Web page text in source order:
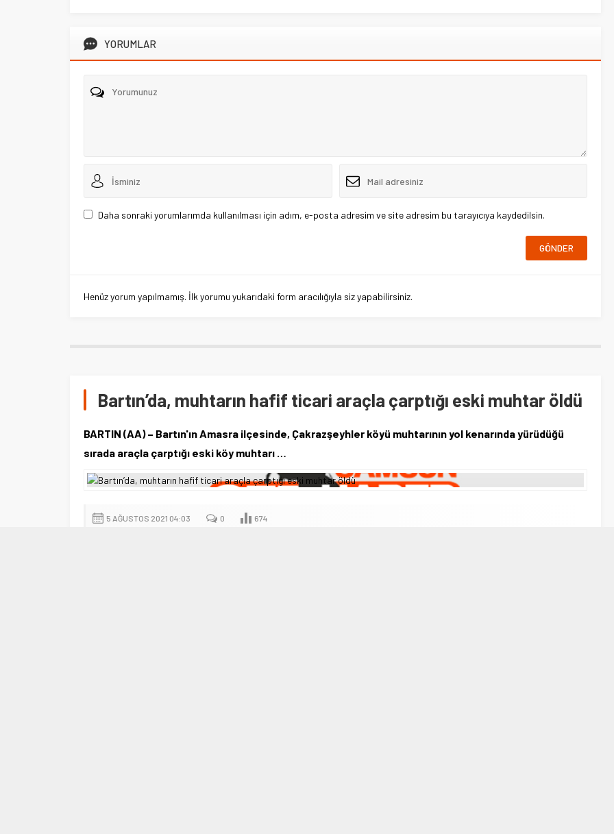
YORUMLAR
Daha sonraki yorumlarımda kullanılması için adım, e-posta adresim ve site adresim bu tarayıcıya kaydedilsin.
Henüz yorum yapılmamış. İlk yorumu yukarıdaki form aracılığıyla siz yapabilirsiniz.
Bartın’da, muhtarın hafif ticari araçla çarptığı eski muhtar öldü
BARTIN (AA) – Bartın'ın Amasra ilçesinde, Çakrazşeyhler köyü muhtarının yol kenarında yürüdüğü
sırada araçla çarptığı eski köy muhtarı …
5 AĞUSTOS 2021 04:03 0 674